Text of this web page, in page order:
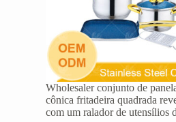
Wholesaler conjunto de
cônica fritadeira quadrada
com um ralador de utensílios